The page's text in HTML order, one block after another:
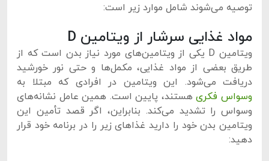
توصیه می‌شوند شامل موارد زیر است:
مواد غذایی سرشار از ویتامین D
ویتامین D یکی از ویتامین‌های مورد نیاز بدن است که از
طریق بعضی از مواد غذایی، مکمل‌ها و حتی نور خورشید
دریافت می‌شود. این ویتامین در افرادی که مبتلا به
وسواس فکریهستند، پایین است. همین عامل نشانه‌های
وسواس را تشدید می‌کند. بنابراین، اگر قصد تأمین این
ویتامین بدن خود را دارید غذاهای زیر را در برنامه خود قرار
دهید: